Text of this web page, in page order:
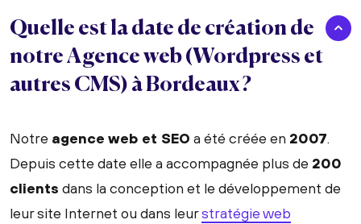
Quelle est la date de création de
notre Agence web (Wordpress et
autres CMS) à Bordeaux ?
Notre agence web et SEO a été créée en 2007.
Depuis cette date elle a accompagnée plus de 200
clients dans la conception et le développement de
leur site Internet ou dans leurstratégie web